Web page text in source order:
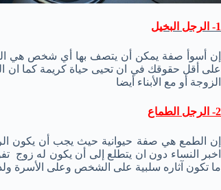
1- الرجل البخيل
إن أسوأ صفة يمكن أن يتصف بها أي شخص هي
على أقل حقوقك في ان تحيى حياة كريمة كما ان
الزوجة أو مع الأبناء أيضا
2- الرجل الطماع
إن الطمع هي صفة حيوانية حيث يجب أن يكون
اخبر النساء دون ان يتطلع إلى أن يكون له زوج
ما تكون آثاره سلبية على الشخص وعلى الأسرة